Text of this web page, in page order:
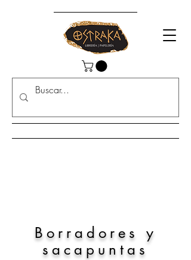
Borradores y
sacapuntas